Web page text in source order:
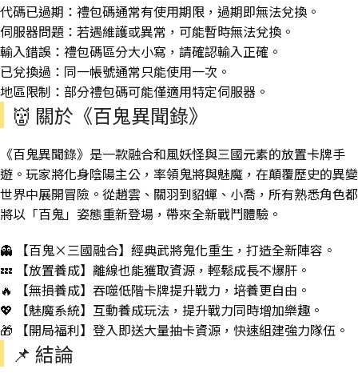
代碼已過期：禮包碼通常有使用期限，過期即無法兌換。
伺服器問題：若遇維護或異常，可能暫時無法兌換。
輸入錯誤：禮包碼區分大小寫，請確認輸入正確。
已兌換過：同一帳號通常只能使用一次。
地區限制：部分禮包碼可能僅適用特定伺服器。
👹 關於《百鬼異聞錄》
《百鬼異聞錄》是一款融合和風妖怪與三國元素的放置卡牌手
遊。玩家將化身陰陽主公，率領鬼將與魅魔，在顛覆歷史的異變
世界中展開冒險。從趙雲、關羽到貂蟬、小喬，所有熟悉角色都
將以「百鬼」姿態重新登場，帶來全新戰鬥體驗。
👻 【百鬼×三國融合】經典武將鬼化重生，打造全新陣容。
💤 【放置養成】離線也能獲取資源，輕鬆成長不爆肝。
🔥 【無損養成】吞噬低階卡牌提升戰力，培養更自由。
💖 【魅魔系統】互動養成玩法，提升戰力同時增加樂趣。
🎁 【開局福利】登入即送大量抽卡資源，快速組建強力隊伍。
📌 結論